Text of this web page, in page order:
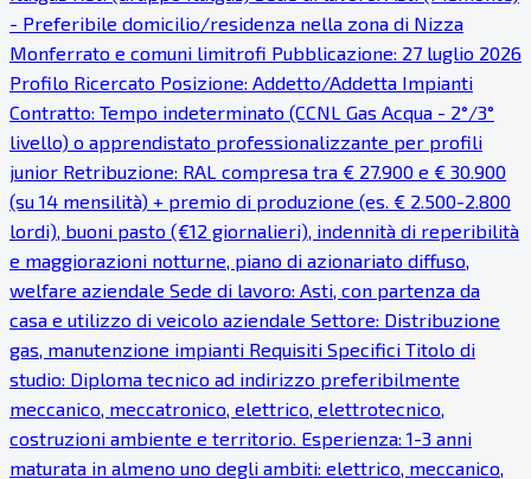
- Preferibile domicilio/residenza nella zona di Nizza
Monferrato e comuni limitrofi Pubblicazione: 27 luglio 2026
Profilo Ricercato Posizione: Addetto/Addetta Impianti
Contratto: Tempo indeterminato (CCNL Gas Acqua - 2°/3°
livello) o apprendistato professionalizzante per profili
junior Retribuzione: RAL compresa tra € 27.900 e € 30.900
(su 14 mensilità) + premio di produzione (es. € 2.500-2.800
lordi), buoni pasto (€12 giornalieri), indennità di reperibilità
e maggiorazioni notturne, piano di azionariato diffuso,
welfare aziendale Sede di lavoro: Asti, con partenza da
casa e utilizzo di veicolo aziendale Settore: Distribuzione
gas, manutenzione impianti Requisiti Specifici Titolo di
studio: Diploma tecnico ad indirizzo preferibilmente
meccanico, meccatronico, elettrico, elettrotecnico,
costruzioni ambiente e territorio. Esperienza: 1-3 anni
maturata in almeno uno degli ambiti: elettrico, meccanico,